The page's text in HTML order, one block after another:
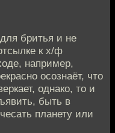
бритья и не
к х/ф
например,
осознаёт, что
однако, то и
быть в
планету или